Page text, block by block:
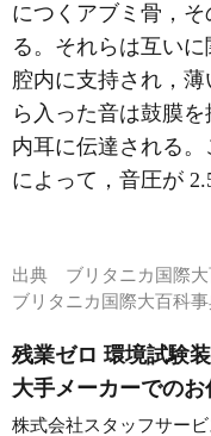
につくアブミ骨，
る。それらは互い
腔内に支持され，
ら入った音は鼓膜
内耳に伝達される
によって，音圧が
出典 ブリタニカ国際
ブリタニカ国際大百科
残業ゼロ 環境試験
大手メーカーでの
株式会社スタッフサー